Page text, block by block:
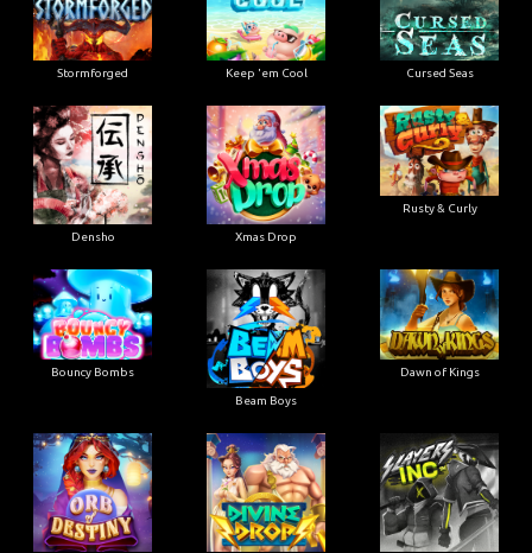
Stormforged Keep 'em Cool Cursed Seas
Densho Xmas Drop
Rusty & Curly
Bouncy Bombs
Beam Boys
Dawn of Kings